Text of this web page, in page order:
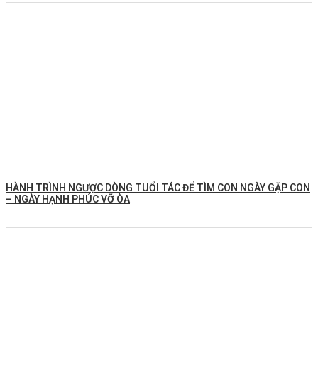
HÀNH TRÌNH NGƯỢC DÒNG TUỔI TÁC ĐỂ TÌM CON NGÀY GẶP CON
– NGÀY HẠNH PHÚC VỠ ÒA